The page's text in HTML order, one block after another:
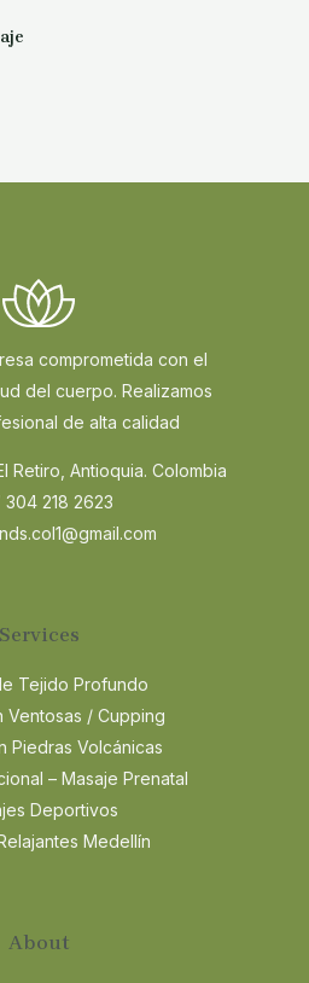
comprometida con el
del cuerpo. Realizamos
de alta calidad
Retiro, Antioquia. Colombia
304 218 2623
Services
Tejido Profundo
Ventosas / Cupping
Piedras Volcánicas
– Masaje Prenatal
Deportivos
Medellín
About